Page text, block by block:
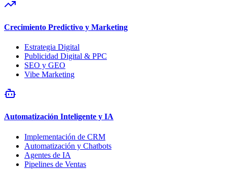
Crecimiento Predictivo y Marketing
Estrategia Digital
Publicidad Digital & PPC
SEO y GEO
Vibe Marketing
Automatización Inteligente y IA
Implementación de CRM
Automatización y Chatbots
Agentes de IA
Pipelines de Ventas